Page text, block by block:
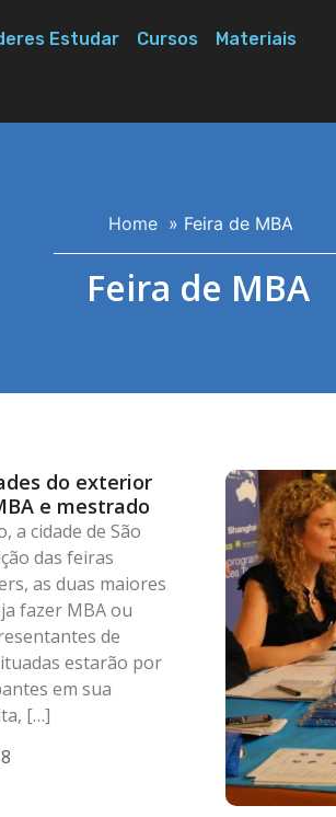
Estudar Cursos Materiais
Home » Feira de MBA
Feira de MBA
do exterior
e mestrado
a cidade de São
das feiras
as duas maiores
fazer MBA ou
de
estarão por
em sua
[…]